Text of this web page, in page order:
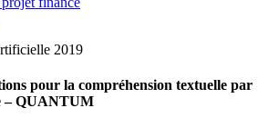
2019
pour la compréhension textuelle par
– QUANTUM